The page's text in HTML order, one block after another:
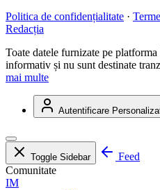
Politica de confidențialitate ·
Redacția
Toate datele furnizate pe
informativ și nu sunt destinate
mai multe
Autentificare
Toggle Sidebar
Feed
Comunitate
IM